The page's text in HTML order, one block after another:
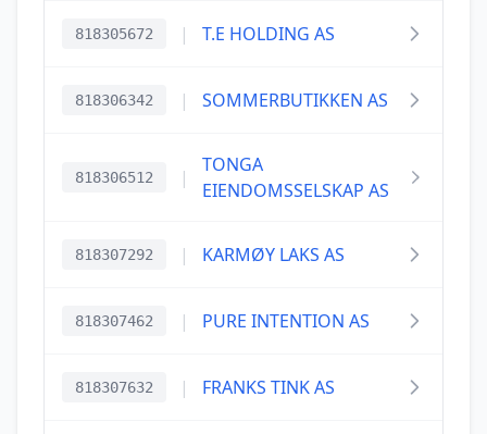
818305672 | T.E HOLDING AS
818306342 | SOMMERBUTIKKEN AS
818306512 |
TONGA
EIENDOMSSELSKAP AS
818307292 | KARMØY LAKS AS
818307462 | PURE INTENTION AS
818307632 | FRANKS TINK AS